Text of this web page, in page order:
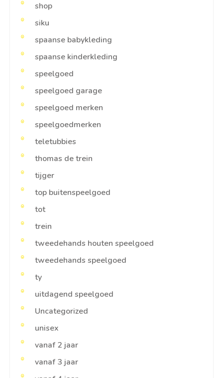
shop
siku
spaanse babykleding
spaanse kinderkleding
speelgoed
speelgoed garage
speelgoed merken
speelgoedmerken
teletubbies
thomas de trein
tijger
top buitenspeelgoed
tot
trein
tweedehands houten speelgoed
tweedehands speelgoed
ty
uitdagend speelgoed
Uncategorized
unisex
vanaf 2 jaar
vanaf 3 jaar